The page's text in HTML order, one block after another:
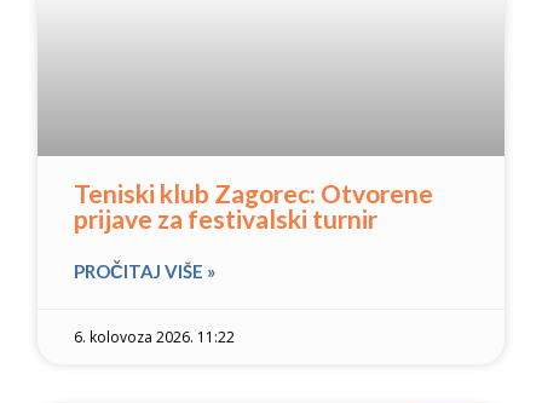
Teniski klub Zagorec: Otvorene
prijave za festivalski turnir
PROČITAJ VIŠE »
6. kolovoza 2026. 11:22